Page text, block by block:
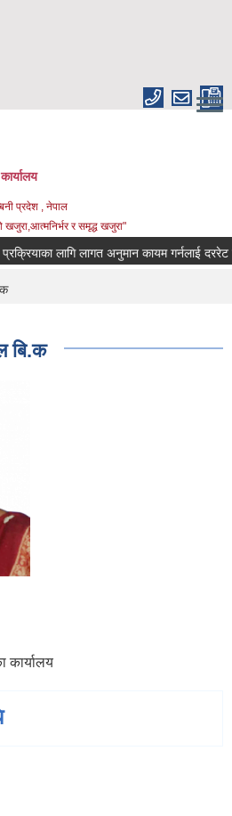
प्रदेश , नेपाल
खजुरा,आत्मनिर्भर र समृद्ध खजुरा"
लागि लागत अनुमान कायम गर्नलाई दररेट
बि.क
कार्यालय